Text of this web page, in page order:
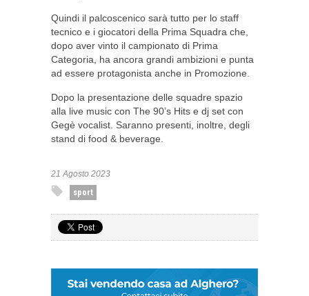
Quindi il palcoscenico sarà tutto per lo staff
tecnico e i giocatori della Prima Squadra che,
dopo aver vinto il campionato di Prima
Categoria, ha ancora grandi ambizioni e punta
ad essere protagonista anche in Promozione.
Dopo la presentazione delle squadre spazio
alla live music con The 90’s Hits e dj set con
Gegè vocalist. Saranno presenti, inoltre, degli
stand di food & beverage.
21 Agosto 2023
sport